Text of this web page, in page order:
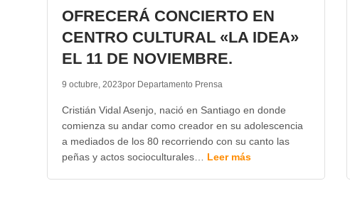
OFRECERÁ CONCIERTO EN
CENTRO CULTURAL «LA IDEA»
EL 11 DE NOVIEMBRE.
9 octubre, 2023por Departamento Prensa
Cristián Vidal Asenjo, nació en Santiago en donde
comienza su andar como creador en su adolescencia
a mediados de los 80 recorriendo con su canto las
peñas y actos socioculturales… Leer más